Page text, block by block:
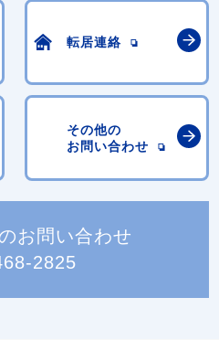
転居連絡
その他の
お問い合わせ
お問い合わせ
2825